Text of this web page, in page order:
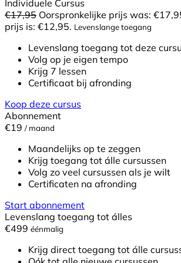
Individuele Cursus
€17,95 Oorspronkelijke prijs was:
prijs is: €12,95. Levenslange toegang
Levenslang toegang tot deze
Volg op je eigen tempo
Krijg 7 lessen
Certificaat bij afronding
Koop deze cursus
Abonnement
€19 / maand
Maandelijks op te zeggen
Krijg toegang tot álle cursussen
Volg zo veel cursussen als je wilt
Certificaten na afronding
Start abonnement
Levenslang toegang tot álles
€499 éénmalig
Krijg direct toegang tot álle